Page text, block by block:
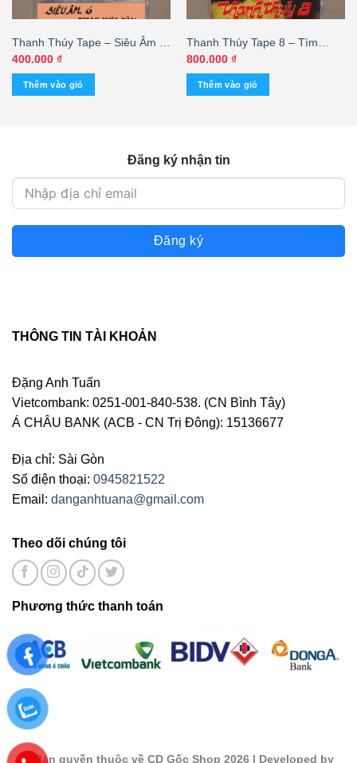
Thanh Thúy Tape – Siêu Âm 6
– Nhạc Hòa Tấu (KGFR)
400.000 ₫
Thêm vào giỏ
Thanh Thúy Tape 8 – Tìm
Nhau Trong Kỷ Niệm (Băng
Đen) KGTUS
800.000 ₫
Thêm vào giỏ
Đăng ký nhận tin
Đăng ký
THÔNG TIN TÀI KHOẢN
Đặng Anh Tuấn
Vietcombank: 0251-001-840-538. (CN Bình Tây)
Á CHÂU BANK (ACB - CN Trị Đông): 15136677
Địa chỉ: Sài Gòn
Số điện thoại: 0945821522
Email: danganhtuana@gmail.com
Theo dõi chúng tôi
Phương thức thanh toán
© Bản quyền thuộc về CD Gốc Shop 2026 | Developed by